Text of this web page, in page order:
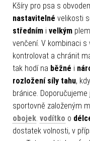
Kšíry pro psa s
nastavitelné velikosti
středním i velkým
venčení. V kombinaci
kontrolovat a chránit
tak hodí na běžné i
rozložení síly tahu, kdy
bránice.
sportovně založeným
obojek vodítko o
dostatek volnosti, v